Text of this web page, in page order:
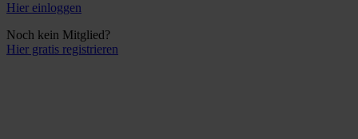
Hier einloggen
Noch kein Mitglied?
Hier gratis registrieren